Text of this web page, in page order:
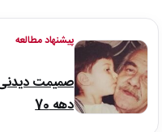
پیشنهاد مطالعه
صمیمت دیدنی
دهه 70